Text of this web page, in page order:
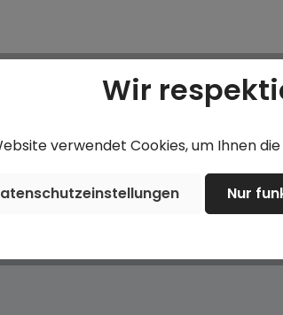
Wir
verwendet Cookies, um Ihnen
Nur